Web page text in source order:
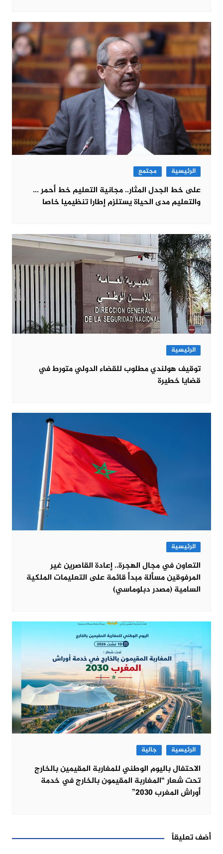
الرئيسية مجتمع
على خط الجدل المثار.. مجانية التعليم خط أحمر …
والتعليم مدى الحياة يستلزم إطارا تنظيميا خاصا
الرئيسية
توقيف هولندي مطلوب للقضاء الدولي متورط في
قضايا خطيرة
الرئيسية
التعاون في مجال الهجرة.. إعادة القاصرين غير
المرفوقين مسألة مبدأ قائمة على التعليمات الملكية
السامية (مصدر دبلوماسي)
الرئيسية جالية
الاحتفال باليوم الوطني للمغاربة المقيمين بالخارج
تحت شعار “المغاربة المقيمون بالخارج في خدمة
أوراش المغرب 2030”
أضف تعليقاً